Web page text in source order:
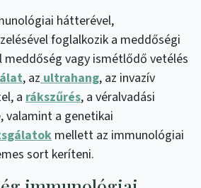
hátterével,
foglalkozik a meddőségi
meddőség vagy ismétlődő vetélés
, az ultrahang, az invazív
a rákszűrés, a véralvadási
valamint a genetikai
mellett az immunológiai
sort keríteni.